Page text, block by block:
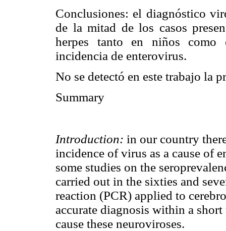
Conclusiones: el diagnóstico
de la mitad de los casos
herpes tanto en niños como
incidencia de enterovirus.
No se detectó en este trabajo la
Summary
Introduction: in our country
incidence of virus as a cause of
some studies on the
carried out in the sixties and
reaction (PCR) applied to
accurate diagnosis within a
cause these neuroviroses.